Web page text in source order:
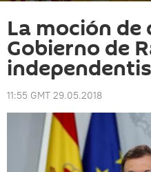
La moción de
Gobierno de
11:55 GMT 29.05.2018